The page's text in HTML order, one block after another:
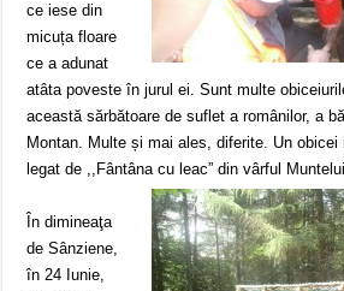
ce iese din
micuța floare
ce a adunat
atâta poveste în jurul ei. Sunt multe
această sărbătoare de suflet a românilor, a
Montan. Multe și mai ales, diferite. Un obicei
legat de ,,Fântâna cu leac” din vârful
În dimineaţa
de Sânziene,
în 24 Iunie,